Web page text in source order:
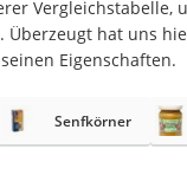
Gemüsebrühe
Eiskaffee-Pulver
Vergleichstabelle,
hat uns
Eigenschaften.
Senfkörner